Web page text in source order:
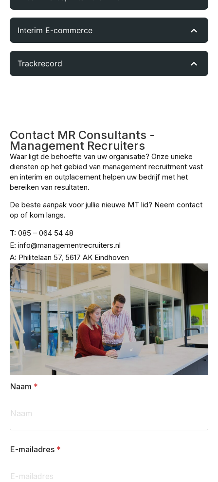
Interim E-commerce
Trackrecord
Contact MR Consultants -
Management Recruiters
Waar ligt de behoefte van uw organisatie? Onze unieke
diensten op het gebied van management recruitment vast
en interim en outplacement helpen uw bedrijf met het
bereiken van resultaten.
De beste aanpak voor jullie nieuwe MT lid? Neem contact
op of kom langs.
T: 085 – 064 54 48
E: info@managementrecruiters.nl
A: Philitelaan 57, 5617 AK Eindhoven
Naam *
E-mailadres *